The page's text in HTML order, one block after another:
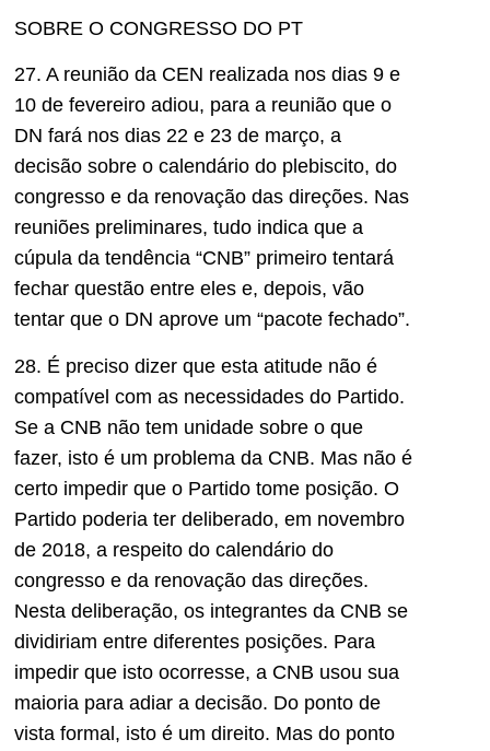
SOBRE O CONGRESSO DO PT
27. A reunião da CEN realizada nos dias 9 e
10 de fevereiro adiou, para a reunião que o
DN fará nos dias 22 e 23 de março, a
decisão sobre o calendário do plebiscito, do
congresso e da renovação das direções. Nas
reuniões preliminares, tudo indica que a
cúpula da tendência “CNB” primeiro tentará
fechar questão entre eles e, depois, vão
tentar que o DN aprove um “pacote fechado”.
28. É preciso dizer que esta atitude não é
compatível com as necessidades do Partido.
Se a CNB não tem unidade sobre o que
fazer, isto é um problema da CNB. Mas não é
certo impedir que o Partido tome posição. O
Partido poderia ter deliberado, em novembro
de 2018, a respeito do calendário do
congresso e da renovação das direções.
Nesta deliberação, os integrantes da CNB se
dividiriam entre diferentes posições. Para
impedir que isto ocorresse, a CNB usou sua
maioria para adiar a decisão. Do ponto de
vista formal, isto é um direito. Mas do ponto